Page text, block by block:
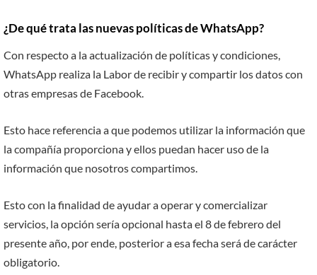
¿De qué trata las nuevas políticas de WhatsApp?
Con respecto a la actualización de políticas y condiciones,
WhatsApp realiza la Labor de recibir y compartir los datos con
otras empresas de Facebook.
Esto hace referencia a que podemos utilizar la información que
la compañía proporciona y ellos puedan hacer uso de la
información que nosotros compartimos.
Esto con la finalidad de ayudar a operar y comercializar
servicios, la opción sería opcional hasta el 8 de febrero del
presente año, por ende, posterior a esa fecha será de carácter
obligatorio.